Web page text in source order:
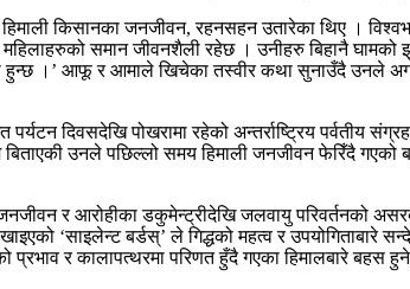
किसानका जनजीवन, रहनसहन उतारेका थिए ।
महिलाहरुको समान जीवनशैली रहेछ । उनीहरु बिहानै
।’ आफू र आमाले खिचेका तस्वीर कथा सुनाउँदै उनले
दिवसदेखि पोखरामा रहेको अन्तर्राष्ट्रिय पर्वतीय
उनले पछिल्लो समय हिमाली जनजीवन फेरिँदै
र आरोहीका डकुमेन्ट्रीदेखि जलवायु परिवर्तनको
‘साइलेन्ट बर्डस्’ ले गिद्धको महत्व र उपयोगिताबारे
प्रभाव र कालापत्थरमा परिणत हुँदै गएका हिमालबारे